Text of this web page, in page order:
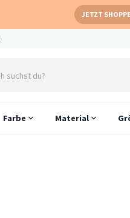
JETZT
Farbe Material